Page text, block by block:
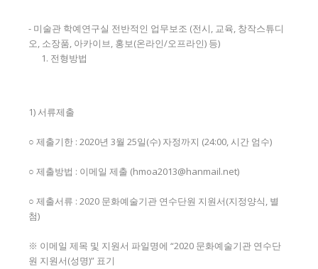
- 미술관 학예연구실 전반적인 업무보조 (전시, 교육, 창작스튜디
오, 소장품, 아카이브, 홍보(온라인/오프라인) 등)
전형방법
1) 서류제출
○ 제출기한 : 2020년 3월 25일(수) 자정까지 (24:00, 시간 엄수)
○ 제출방법 : 이메일 제출 (hmoa2013@hanmail.net)
○ 제출서류 : 2020 문화예술기관 연수단원 지원서(지정양식, 별
첨)
※ 이메일 제목 및 지원서 파일명에 “2020 문화예술기관 연수단
원 지원서(성명)” 표기